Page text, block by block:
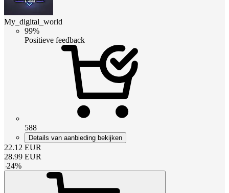
My_digital_world
99%
Positieve feedback
588
Details van aanbieding bekijken
22.12 EUR
28.99 EUR
-24%